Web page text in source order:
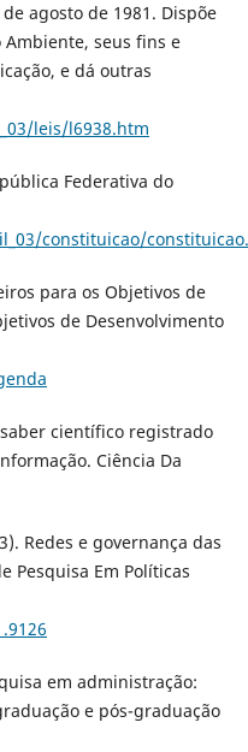
agosto de 1981. Dispõe
seus fins e
e dá outras
leis/l6938.htm
Federativa do
constituicao/
para os Objetivos de
de Desenvolvimento
científico registrado
Ciência Da
Redes e governança das
Pesquisa Em Políticas
em administração:
e pós-graduação